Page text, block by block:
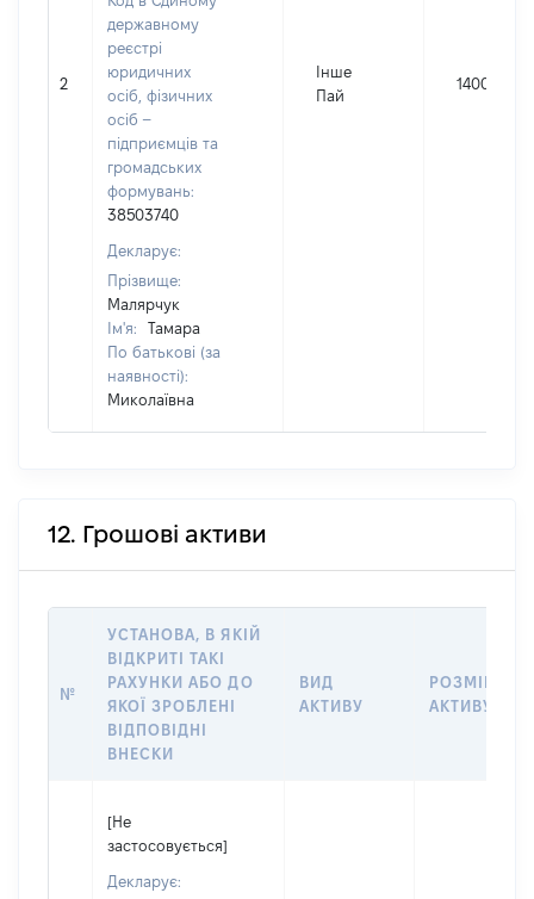
2
державному
реєстрі
юридичних
осіб, фізичних
осіб –
підприємців та
громадських
формувань:
38503740
Декларує:
Прізвище:
Малярчук
Ім'я:
Тамара
По батькові (за
наявності):
Миколаївна
Інше
Пай
14000
12. Грошові активи
№
УСТАНОВА, В ЯКІЙ
ВІДКРИТІ ТАКІ
РАХУНКИ АБО ДО
ЯКОЇ ЗРОБЛЕНІ
ВІДПОВІДНІ
ВНЕСКИ
ВИД
АКТИВУ
РОЗМІР
АКТИВУ
[Не
застосовується]
Декларує: